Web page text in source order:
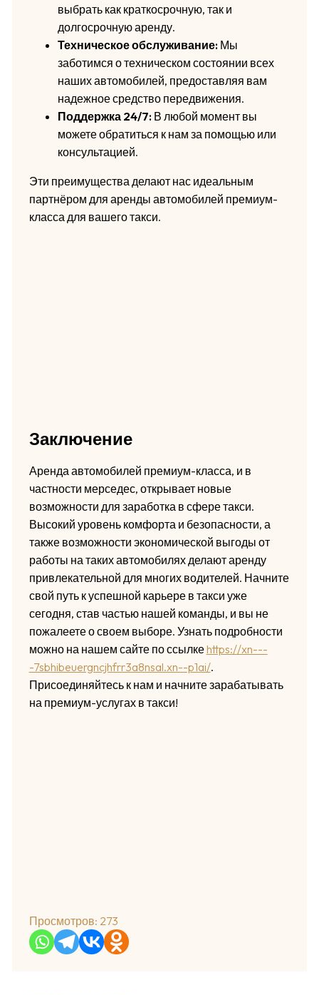
выбрать как краткосрочную, так и
долгосрочную аренду.
Техническое обслуживание:Мы
заботимся о техническом состоянии всех
наших автомобилей, предоставляя вам
надежное средство передвижения.
Поддержка 24/7:В любой момент вы
можете обратиться к нам за помощью или
консультацией.
Эти преимущества делают нас идеальным
партнёром для аренды автомобилей премиум-
класса для вашего такси.
Заключение
Аренда автомобилей премиум-класса, и в
частности мерседес, открывает новые
возможности для заработка в сфере такси.
Высокий уровень комфорта и безопасности, а
также возможности экономической выгоды от
работы на таких автомобилях делают аренду
привлекательной для многих водителей. Начните
свой путь к успешной карьере в такси уже
сегодня, став частью нашей команды, и вы не
пожалеете о своем выборе. Узнать подробности
можно на нашем сайте по ссылкеhttps://xn---
-7sbhibeuergncjhfrr3a8nsal.xn--p1ai/.
Присоединяйтесь к нам и начните зарабатывать
на премиум-услугах в такси!
Просмотров: 273